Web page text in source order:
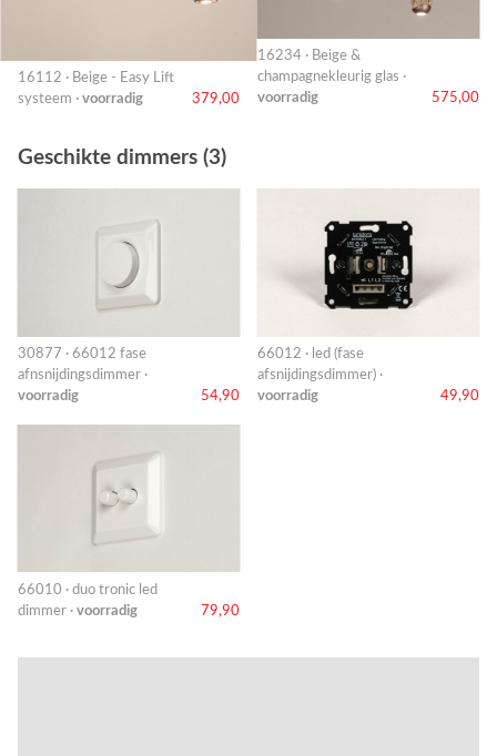
16112 · Beige - Easy Lift
systeem · voorradig 379,00
16234 · Beige &
champagnekleurig glas ·
voorradig
575,00
Geschikte dimmers (3)
30877 · 66012 fase
afnsnijdingsdimmer ·
voorradig
54,90
66012 · led (fase
afsnijdingsdimmer) ·
voorradig
49,90
66010 · duo tronic led
dimmer · voorradig 79,90